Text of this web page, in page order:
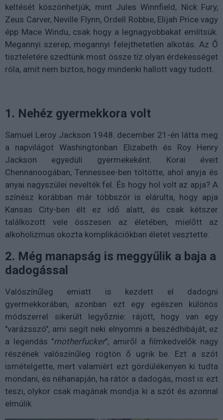
keltését köszönhetjük, mint Jules Winnfield, Nick Fury,
Zeus Carver, Neville Flynn, Ordell Robbie, Elijah Price vagy
épp Mace Windu, csak hogy a legnagyobbakat említsük.
Megannyi szerep, megannyi felejthetetlen alkotás. Az Ő
tiszteletére szedtünk most össze tíz olyan érdekességet
róla, amit nem biztos, hogy mindenki hallott vagy tudott.
1. Nehéz gyermekkora volt
Samuel Leroy Jackson 1948. december 21-én látta meg
a napvilágot Washingtonban Elizabeth és Roy Henry
Jackson egyedüli gyermekeként. Korai éveit
Chennanoogában, Tennessee-ben töltötte, ahol anyja és
anyai nagyszülei nevelték fel. És hogy hol volt az apja? A
színész korábban már többször is elárulta, hogy apja
Kansas City-ben élt ez idő alatt, és csak kétszer
találkozott vele összesen az életében, mielőtt az
alkoholizmus okozta komplikációkban életét vesztette.
2. Még manapság is meggyűlik a baja a
dadogással
Valószínűleg emiatt is kezdett el dadogni
gyermekkorában, azonban ezt egy egészen különös
módszerrel sikerült legyőznie: rájött, hogy van egy
"varázsszó", ami segít neki elnyomni a beszédhibáját, ez
a legendás "motherfucker", amiről a filmkedvelők nagy
részének valószínűleg rögtön ő ugrik be. Ezt a szót
ismételgette, mert valamiért ezt gördülékenyen ki tudta
mondani, és néhanapján, ha rátör a dadogás, most is ezt
teszi, olykor csak magának mondja ki a szót és azonnal
elmúlik.